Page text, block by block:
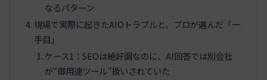
なるパターン
現場で実際に起きたAIOトラブルと、プロが選んだ「一
手目」
ケース1：SEOは絶好調なのに、AI回答では別会社
が“御用達ツール”扱いされていた